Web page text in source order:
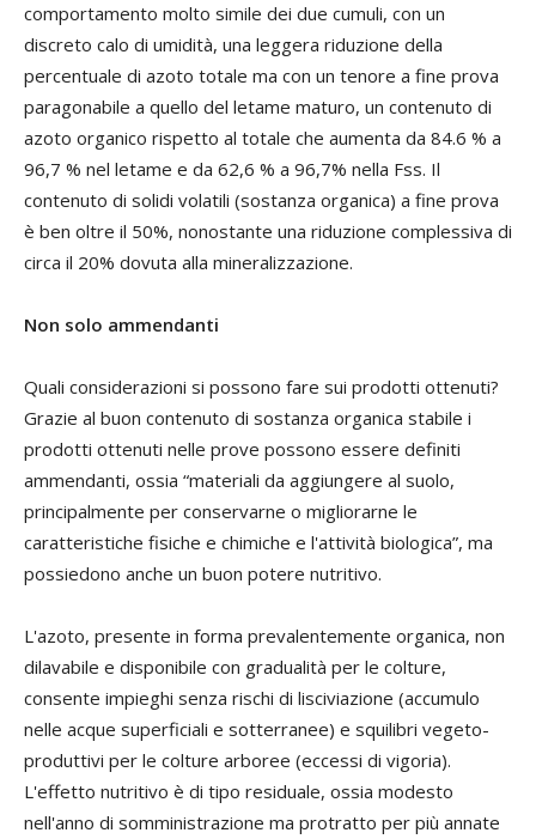
comportamento molto simile dei due cumuli, con un
discreto calo di umidità, una leggera riduzione della
percentuale di azoto totale ma con un tenore a fine prova
paragonabile a quello del letame maturo, un contenuto di
azoto organico rispetto al totale che aumenta da 84.6 % a
96,7 % nel letame e da 62,6 % a 96,7% nella Fss. Il
contenuto di solidi volatili (sostanza organica) a fine prova
è ben oltre il 50%, nonostante una riduzione complessiva di
circa il 20% dovuta alla mineralizzazione.
Non solo ammendanti
Quali considerazioni si possono fare sui prodotti ottenuti?
Grazie al buon contenuto di sostanza organica stabile i
prodotti ottenuti nelle prove possono essere definiti
ammendanti, ossia “materiali da aggiungere al suolo,
principalmente per conservarne o migliorarne le
caratteristiche fisiche e chimiche e l'attività biologica”, ma
possiedono anche un buon potere nutritivo.
L'azoto, presente in forma prevalentemente organica, non
dilavabile e disponibile con gradualità per le colture,
consente impieghi senza rischi di lisciviazione (accumulo
nelle acque superficiali e sotterranee) e squilibri vegeto-
produttivi per le colture arboree (eccessi di vigoria).
L'effetto nutritivo è di tipo residuale, ossia modesto
nell'anno di somministrazione ma protratto per più annate